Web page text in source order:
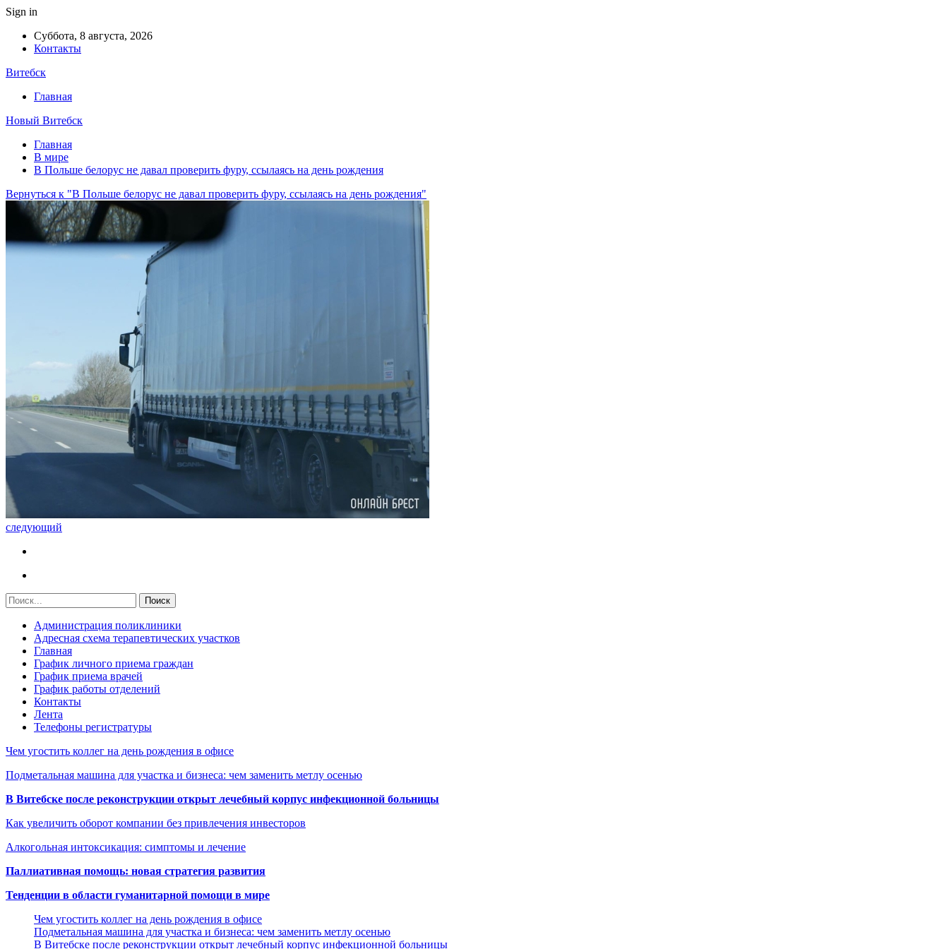
Sign in
Суббота, 8 августа, 2026
Контакты
Витебск
Главная
Новый Витебск
Главная
В мире
В Польше белорус не давал проверить фуру, ссылаясь на день рождения
Вернуться к "В Польше белорус не давал проверить фуру, ссылаясь на день рождения"
следующий
Администрация поликлиники
Адресная схема терапевтических участков
Главная
График личного приема граждан
График приема врачей
График работы отделений
Контакты
Лента
Телефоны регистратуры
Чем угостить коллег на день рождения в офисе
Подметальная машина для участка и бизнеса: чем заменить метлу осенью
В Витебске после реконструкции открыт лечебный корпус инфекционной больницы
Как увеличить оборот компании без привлечения инвесторов
Алкогольная интоксикация: симптомы и лечение
Паллиативная помощь: новая стратегия развития
Тенденции в области гуманитарной помощи в мире
Чем угостить коллег на день рождения в офисе
Подметальная машина для участка и бизнеса: чем заменить метлу осенью
В Витебске после реконструкции открыт лечебный корпус инфекционной больницы